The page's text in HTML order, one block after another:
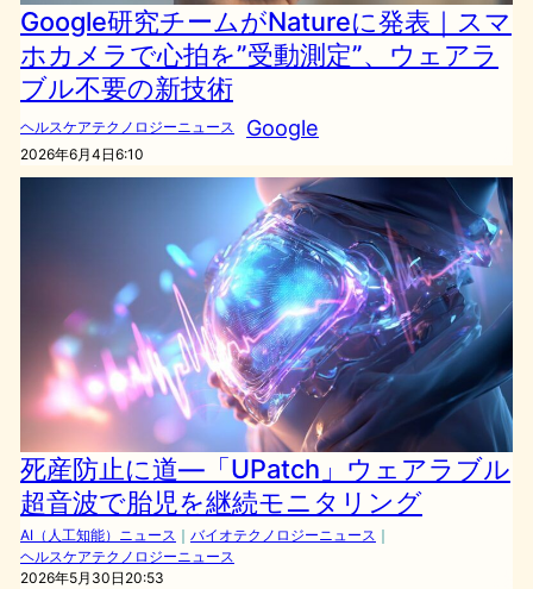
Google研究チームがNatureに発表｜スマ
ホカメラで心拍を”受動測定”、ウェアラ
ブル不要の新技術
ヘルスケアテクノロジーニュース Google
2026年6月4日6:10
死産防止に道―「UPatch」ウェアラブル
超音波で胎児を継続モニタリング
AI（人工知能）ニュース ｜ バイオテクノロジーニュース ｜
ヘルスケアテクノロジーニュース
2026年5月30日20:53